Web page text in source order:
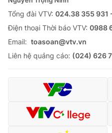
Tổng đài VTV: 024.38 355 931
Ðiện thoại Thời báo VTV: 0988
Email: toasoan@vtv.vn
Liên hệ quảng cáo: (024) 626